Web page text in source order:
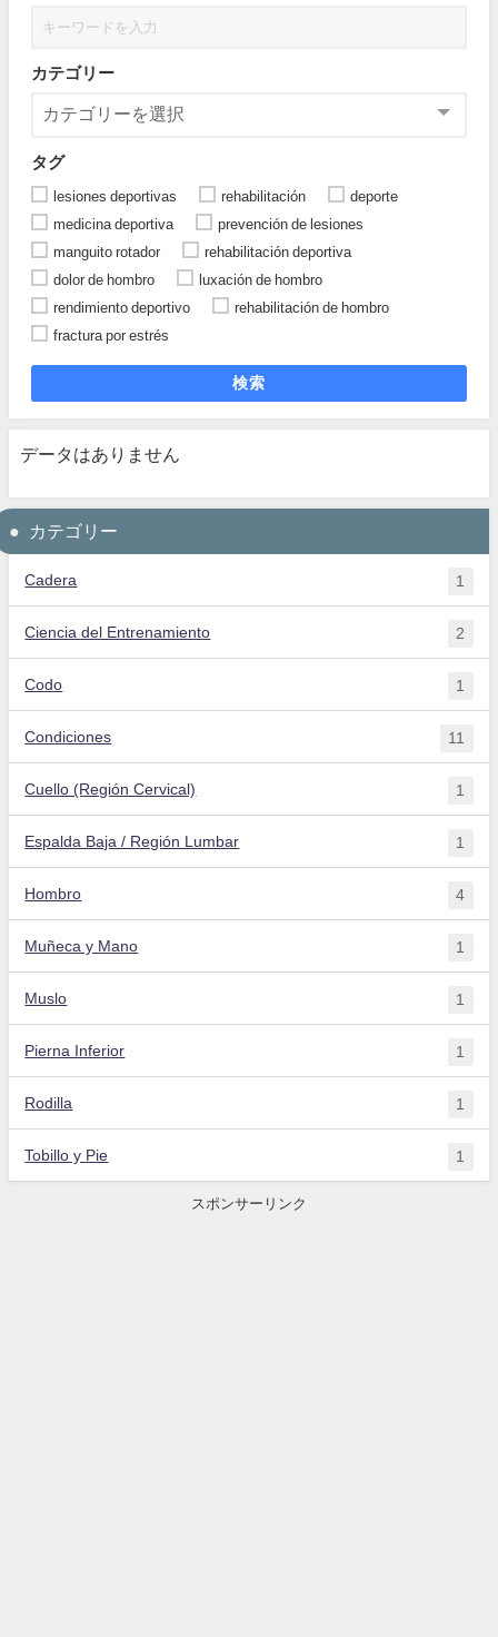
カテゴリー
タグ
lesiones deportivas rehabilitación
deporte
medicina deportiva
prevención de lesiones
manguito rotador
rehabilitación deportiva
dolor de hombro
luxación de hombro
rendimiento deportivo
rehabilitación de hombro
fractura por estrés
検索
データはありません
カテゴリー
Cadera 1
Ciencia del Entrenamiento 2
Codo 1
Condiciones 11
Cuello (Región Cervical) 1
Espalda Baja / Región Lumbar 1
Hombro 4
Muñeca y Mano 1
Muslo 1
Pierna Inferior 1
Rodilla 1
Tobillo y Pie 1
スポンサーリンク